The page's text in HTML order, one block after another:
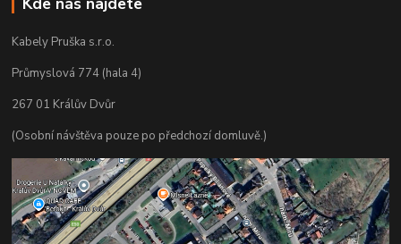
Kabely Pruška s.r.o.
Průmyslová 774 (hala 4)
267 01 Králův Dvůr
(Osobní návštěva pouze po předchozí domluvě.)